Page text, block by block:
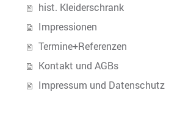
hist. Kleiderschrank
Impressionen
Termine+Referenzen
Kontakt und AGBs
Impressum und Datenschutz